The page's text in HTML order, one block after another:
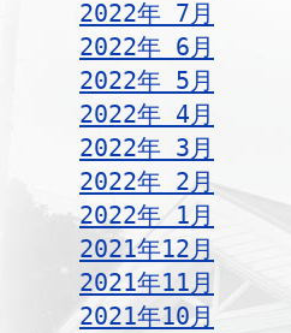
2022年 7月
2022年 6月
2022年 5月
2022年 4月
2022年 3月
2022年 2月
2022年 1月
2021年12月
2021年11月
2021年10月